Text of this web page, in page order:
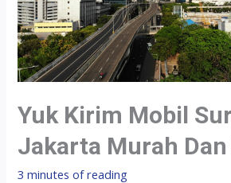
Yuk Kirim Mobil
Jakarta Murah Dan
3 minutes of reading